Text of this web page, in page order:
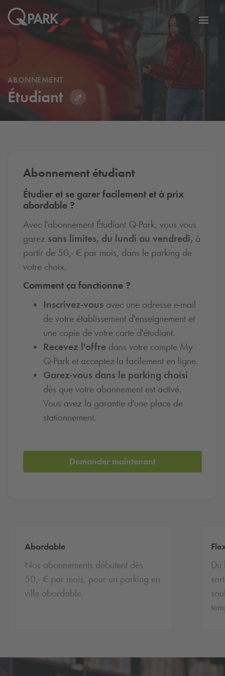
ABONNEMENT
Étudiant
Abonnement étudiant
Étudier et se garer facilement et à prix
abordable ?
Avec l'abonnement Étudiant Q-Park, vous vous
garez sans limites, du lundi au vendredi, à
partir de 50,- € par mois, dans le parking de
votre choix.
Comment ça fonctionne ?
Inscrivez-vous avec une adresse e-mail
de votre établissement d'enseignement et
une copie de votre carte d'étudiant.
Recevez l'offre dans votre compte My
Q-Park et acceptez-la facilement en ligne.
Garez-vous dans le parking choisi
dès que votre abonnement est activé.
Vous avez la garantie d'une place de
stationnement.
Demander maintenant
Abordable
Nos abonnements débutent dès
50,- € par mois, pour un parking en
ville abordable.
Du